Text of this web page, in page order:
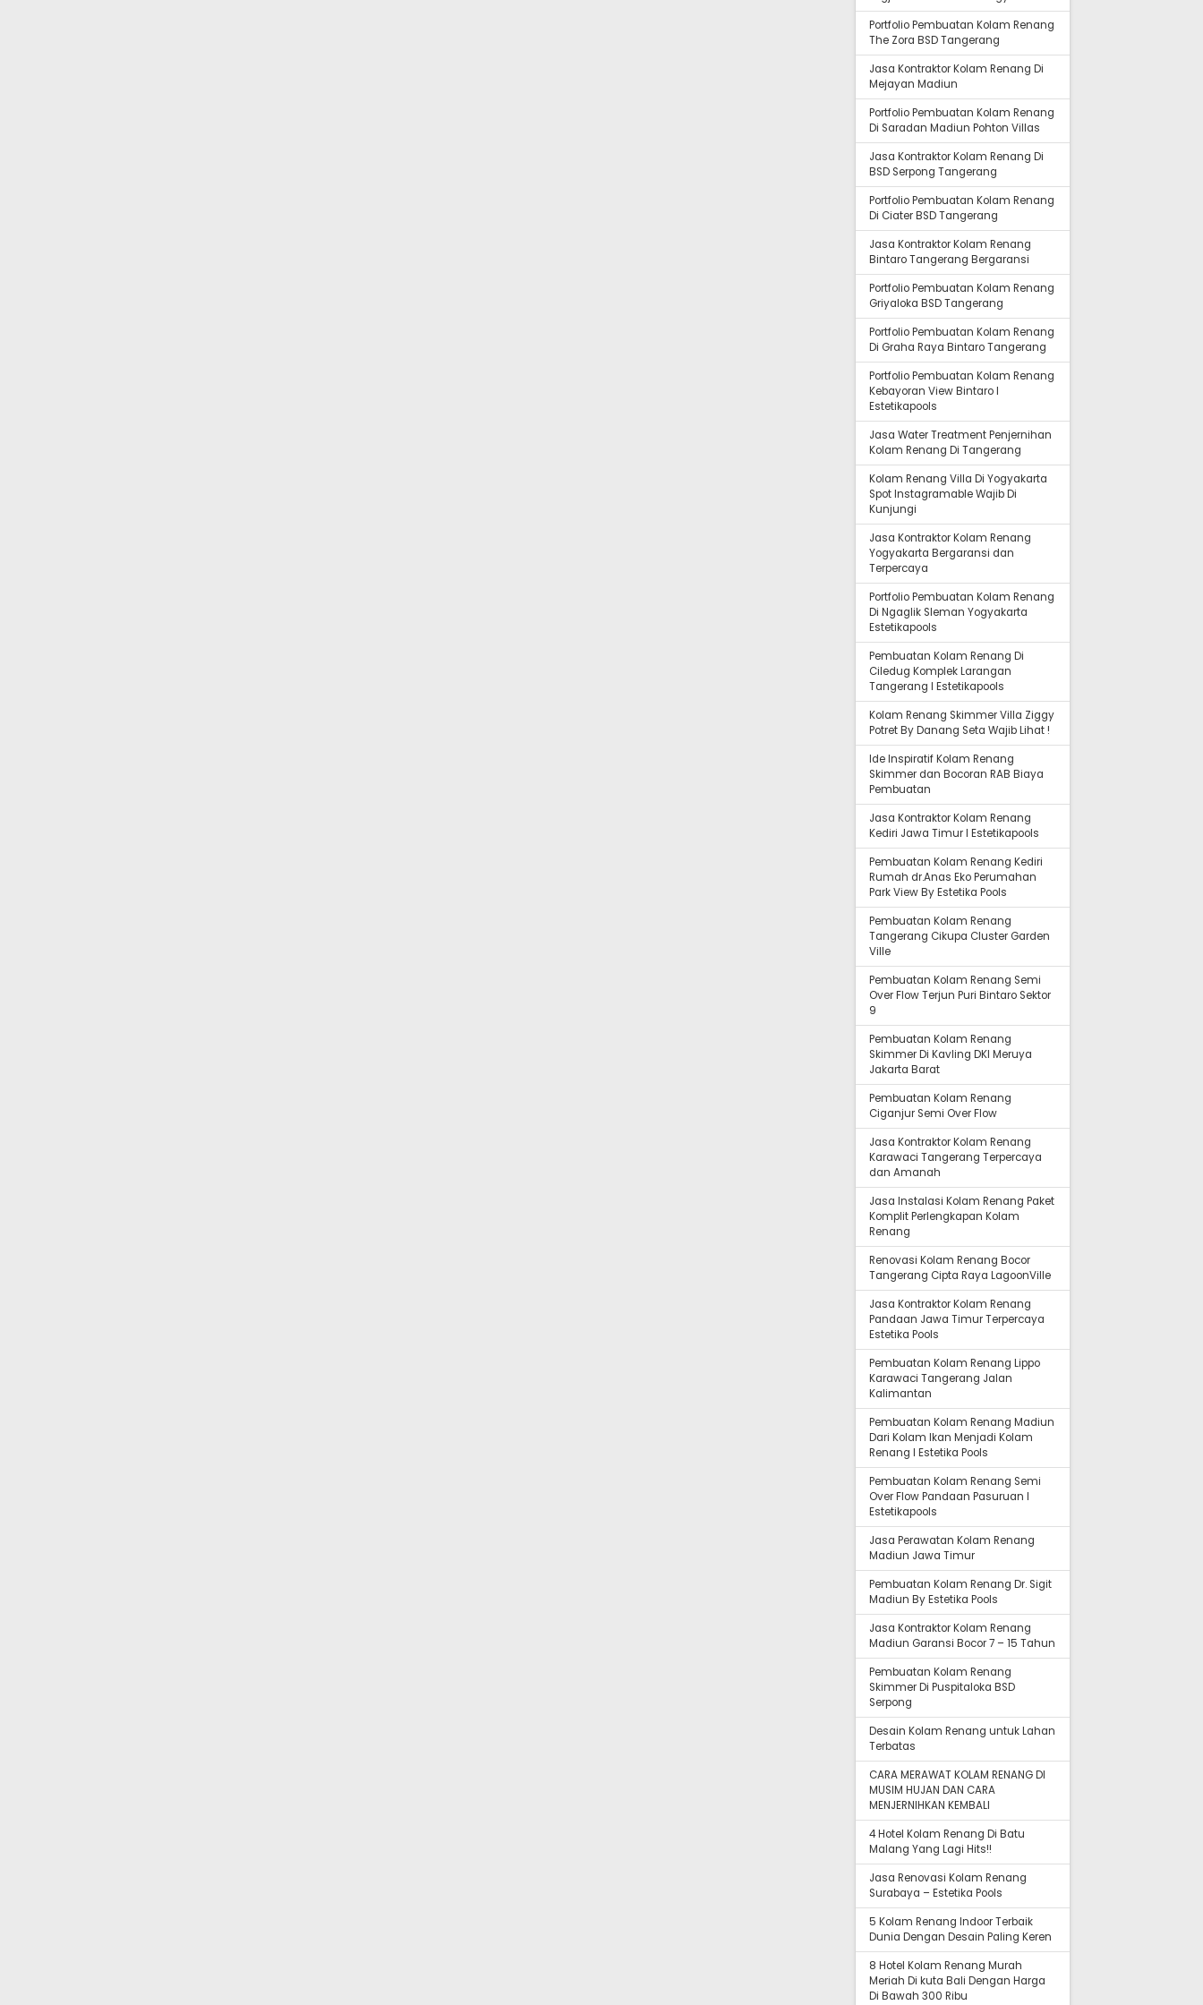
Portfolio Pembuatan Kolam Renang
The Zora BSD Tangerang
Jasa Kontraktor Kolam Renang Di
Mejayan Madiun
Portfolio Pembuatan Kolam Renang
Di Saradan Madiun Pohton Villas
Jasa Kontraktor Kolam Renang Di
BSD Serpong Tangerang
Portfolio Pembuatan Kolam Renang
Di Ciater BSD Tangerang
Jasa Kontraktor Kolam Renang
Bintaro Tangerang Bergaransi
Portfolio Pembuatan Kolam Renang
Griyaloka BSD Tangerang
Portfolio Pembuatan Kolam Renang
Di Graha Raya Bintaro Tangerang
Portfolio Pembuatan Kolam Renang
Kebayoran View Bintaro I
Estetikapools
Jasa Water Treatment Penjernihan
Kolam Renang Di Tangerang
Kolam Renang Villa Di Yogyakarta
Spot Instagramable Wajib Di
Kunjungi
Jasa Kontraktor Kolam Renang
Yogyakarta Bergaransi dan
Terpercaya
Portfolio Pembuatan Kolam Renang
Di Ngaglik Sleman Yogyakarta
Estetikapools
Pembuatan Kolam Renang Di
Ciledug Komplek Larangan
Tangerang I Estetikapools
Kolam Renang Skimmer Villa Ziggy
Potret By Danang Seta Wajib Lihat !
Ide Inspiratif Kolam Renang
Skimmer dan Bocoran RAB Biaya
Pembuatan
Jasa Kontraktor Kolam Renang
Kediri Jawa Timur I Estetikapools
Pembuatan Kolam Renang Kediri
Rumah dr.Anas Eko Perumahan
Park View By Estetika Pools
Pembuatan Kolam Renang
Tangerang Cikupa Cluster Garden
Ville
Pembuatan Kolam Renang Semi
Over Flow Terjun Puri Bintaro Sektor
9
Pembuatan Kolam Renang
Skimmer Di Kavling DKI Meruya
Jakarta Barat
Pembuatan Kolam Renang
Ciganjur Semi Over Flow
Jasa Kontraktor Kolam Renang
Karawaci Tangerang Terpercaya
dan Amanah
Jasa Instalasi Kolam Renang Paket
Komplit Perlengkapan Kolam
Renang
Renovasi Kolam Renang Bocor
Tangerang Cipta Raya LagoonVille
Jasa Kontraktor Kolam Renang
Pandaan Jawa Timur Terpercaya
Estetika Pools
Pembuatan Kolam Renang Lippo
Karawaci Tangerang Jalan
Kalimantan
Pembuatan Kolam Renang Madiun
Dari Kolam Ikan Menjadi Kolam
Renang I Estetika Pools
Pembuatan Kolam Renang Semi
Over Flow Pandaan Pasuruan I
Estetikapools
Jasa Perawatan Kolam Renang
Madiun Jawa Timur
Pembuatan Kolam Renang Dr. Sigit
Madiun By Estetika Pools
Jasa Kontraktor Kolam Renang
Madiun Garansi Bocor 7 – 15 Tahun
Pembuatan Kolam Renang
Skimmer Di Puspitaloka BSD
Serpong
Desain Kolam Renang untuk Lahan
Terbatas
CARA MERAWAT KOLAM RENANG DI
MUSIM HUJAN DAN CARA
MENJERNIHKAN KEMBALI
4 Hotel Kolam Renang Di Batu
Malang Yang Lagi Hits!!
Jasa Renovasi Kolam Renang
Surabaya – Estetika Pools
5 Kolam Renang Indoor Terbaik
Dunia Dengan Desain Paling Keren
8 Hotel Kolam Renang Murah
Meriah Di kuta Bali Dengan Harga
Di Bawah 300 Ribu